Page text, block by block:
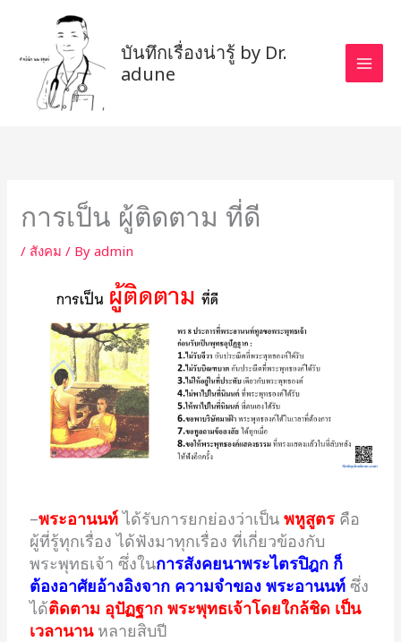
content
บันทึกเรื่องน่ารู้ by Dr.
adune
การเป็น ผู้ติดตาม ที่ดี
/ สังคม / Byadmin
–พระอานนท์ ได้รับการยกย่องว่าเป็นพหูสูตร คือ
ผู้ที่รู้ทุกเรื่อง ได้ฟังมาทุกเรื่อง ที่เกี่ยวข้องกับ
พระพุทธเจ้า ซึ่งในการสังคยนาพระไตรปิฎก ก็
ต้องอาศัยอ้างอิงจาก ความจำของ พระอานนท์ ซึ่ง
ได้ติดตาม อุปัฏฐาก พระพุทธเจ้าโดยใกล้ชิด เป็น
เวลานานหลายสิบปี